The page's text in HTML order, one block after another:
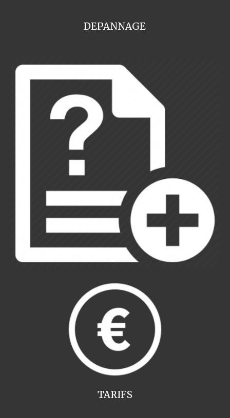
DEPANNAGE
TARIFS